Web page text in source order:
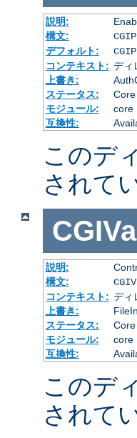
説明:
構文:
デフォルト:
コンテキスト: ディ
上書き:
ステータス:
Core
モジュール:
core
互換性:
このデ
されて
説明:
構文:
コンテキスト: ディ
上書き:
ステータス:
Core
モジュール:
core
互換性:
このデ
されて